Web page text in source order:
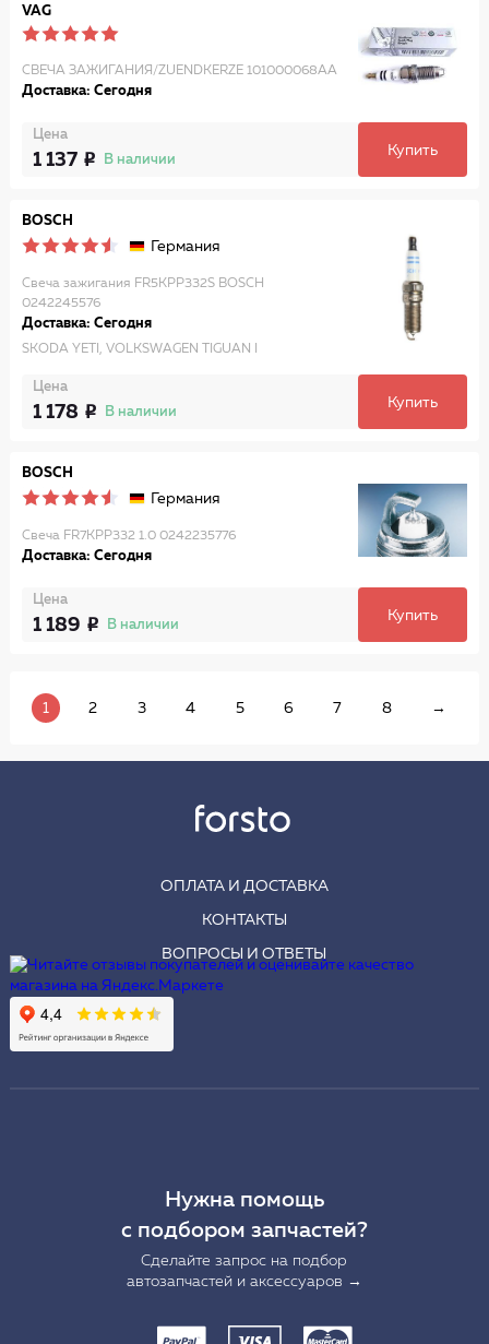
VAG
СВЕЧА ЗАЖИГАНИЯ/ZUENDKERZE 101000068AA
Доставка: Сегодня
Цена
1 137 В наличии
Купить
BOSCH
Германия
Свеча зажигания FR5KPP332S BOSCH
0242245576
Доставка: Сегодня
SKODA YETI, VOLKSWAGEN TIGUAN I
Цена
1 178 В наличии
Купить
BOSCH
Германия
Свеча FR7KPP332 1.0 0242235776
Доставка: Сегодня
Цена
1 189 В наличии
Купить
1 2 3 4 5 6 7 8 →
ОПЛАТА И ДОСТАВКА
КОНТАКТЫ
ВОПРОСЫ И ОТВЕТЫ
Нужна помощь
с подбором запчастей?
Сделайте запрос на подбор
автозапчастей и аксессуаров →